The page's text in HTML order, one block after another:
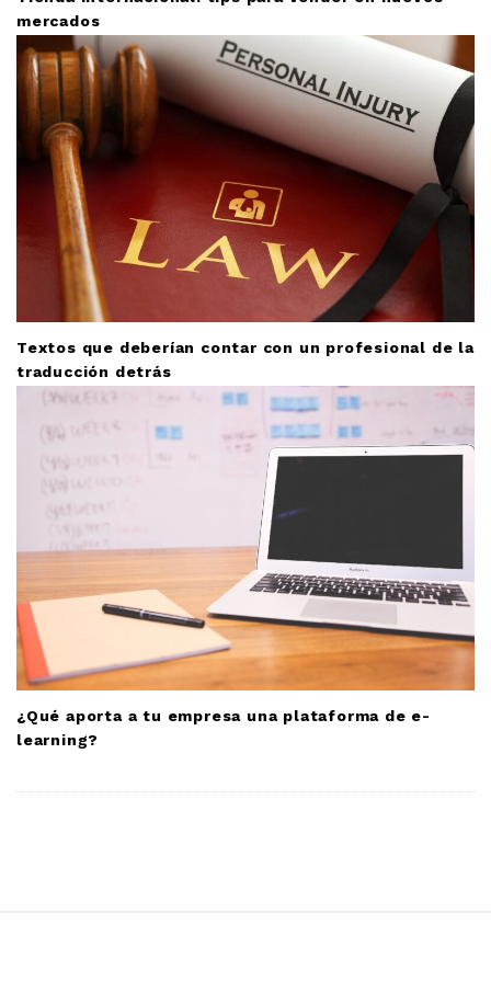
mercados
Textos que deberían contar con un profesional de la
traducción detrás
¿Qué aporta a tu empresa una plataforma de e-
learning?